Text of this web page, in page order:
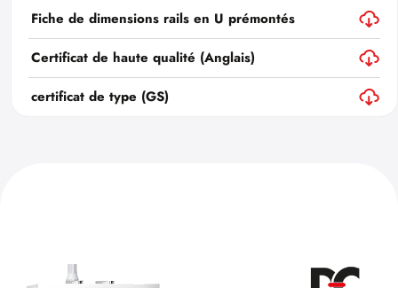
Fiche de dimensions rails en U prémontés
Certificat de haute qualité (Anglais)
certificat de type (GS)